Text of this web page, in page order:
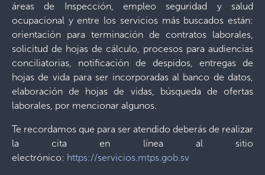
áreas de Inspección, empleo seguridad y salud
ocupacional y entre los servicios más buscados están:
orientación para terminación de contratos laborales,
solicitud de hojas de cálculo, procesos para audiencias
conciliatorias, notificación de despidos, entregas de
hojas de vida para ser incorporadas al banco de datos,
elaboración de hojas de vidas, búsqueda de ofertas
laborales, por mencionar algunos.
Te recordamos que para ser atendido deberás de realizar
la cita en línea al sitio
electrónico: https://servicios.mtps.gob.sv